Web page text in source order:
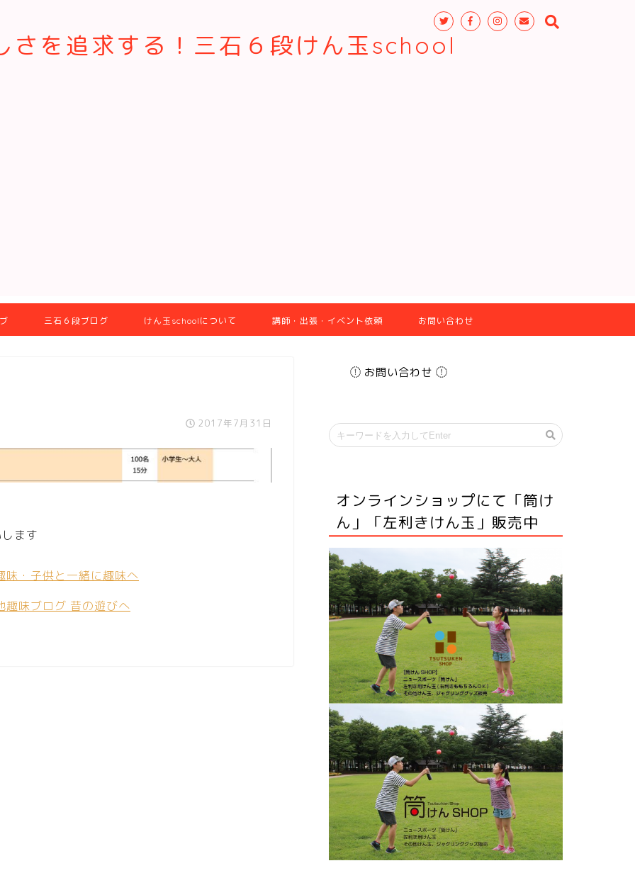
さを追求する！三石６段けん玉school
三石６段ブログ けん玉schoolについて 講師・出張・イベント依頼 お問い合わせ
2017年7月31日
ます
お問い合わせ
オンラインショップにて「筒け
ん」「左利きけん玉」販売中